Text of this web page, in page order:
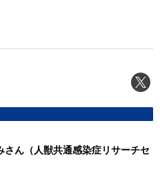
ん（人獣共通感染症リサーチセ